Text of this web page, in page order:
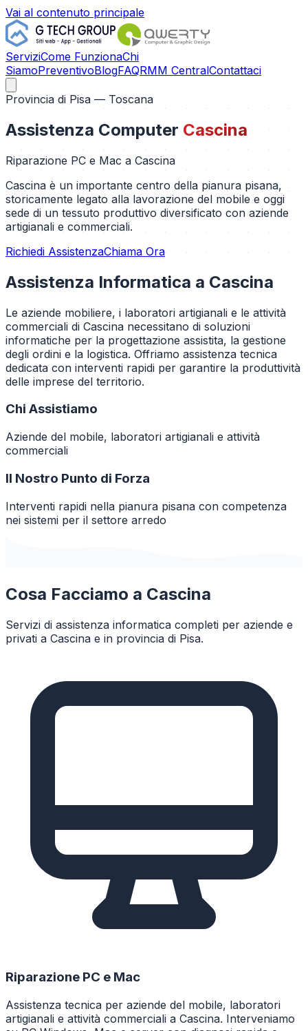
Vai al contenuto principale
ServiziCome FunzionaChi
SiamoPreventivoBlogFAQRMM CentralContattaci
Provincia di Pisa — Toscana
Assistenza Computer Cascina
Riparazione PC e Mac a Cascina
Cascina è un importante centro della pianura pisana,
storicamente legato alla lavorazione del mobile e oggi
sede di un tessuto produttivo diversificato con aziende
artigianali e commerciali.
Richiedi AssistenzaChiama Ora
Assistenza Informatica a Cascina
Le aziende mobiliere, i laboratori artigianali e le attività
commerciali di Cascina necessitano di soluzioni
informatiche per la progettazione assistita, la gestione
degli ordini e la logistica. Offriamo assistenza tecnica
dedicata con interventi rapidi per garantire la produttività
delle imprese del territorio.
Chi Assistiamo
Aziende del mobile, laboratori artigianali e attività
commerciali
Il Nostro Punto di Forza
Interventi rapidi nella pianura pisana con competenza
nei sistemi per il settore arredo
Cosa Facciamo a Cascina
Servizi di assistenza informatica completi per aziende e
privati a Cascina e in provincia di Pisa.
Riparazione PC e Mac
Assistenza tecnica per aziende del mobile, laboratori
artigianali e attività commerciali a Cascina. Interveniamo